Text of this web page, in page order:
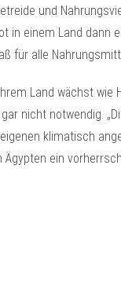
und
in einem Land dann
für alle
Land wächst wie
nicht notwendig.
klimatisch
ein